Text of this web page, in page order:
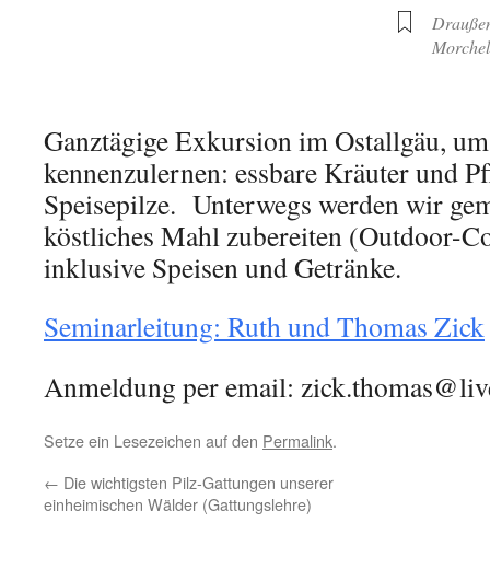
Morchel
Ganztägige Exkursion im Ostallgäu,
kennenzulernen: essbare Kräuter und
Speisepilze. Unterwegs werden wir
köstliches Mahl zubereiten (Outdoor-
inklusive Speisen und Getränke.
Seminarleitung: Ruth und Thomas Zick
Anmeldung per email:
Setze ein Lesezeichen auf den Permalink.
← Die wichtigsten Pilz-Gattungen unserer
einheimischen Wälder (Gattungslehre)